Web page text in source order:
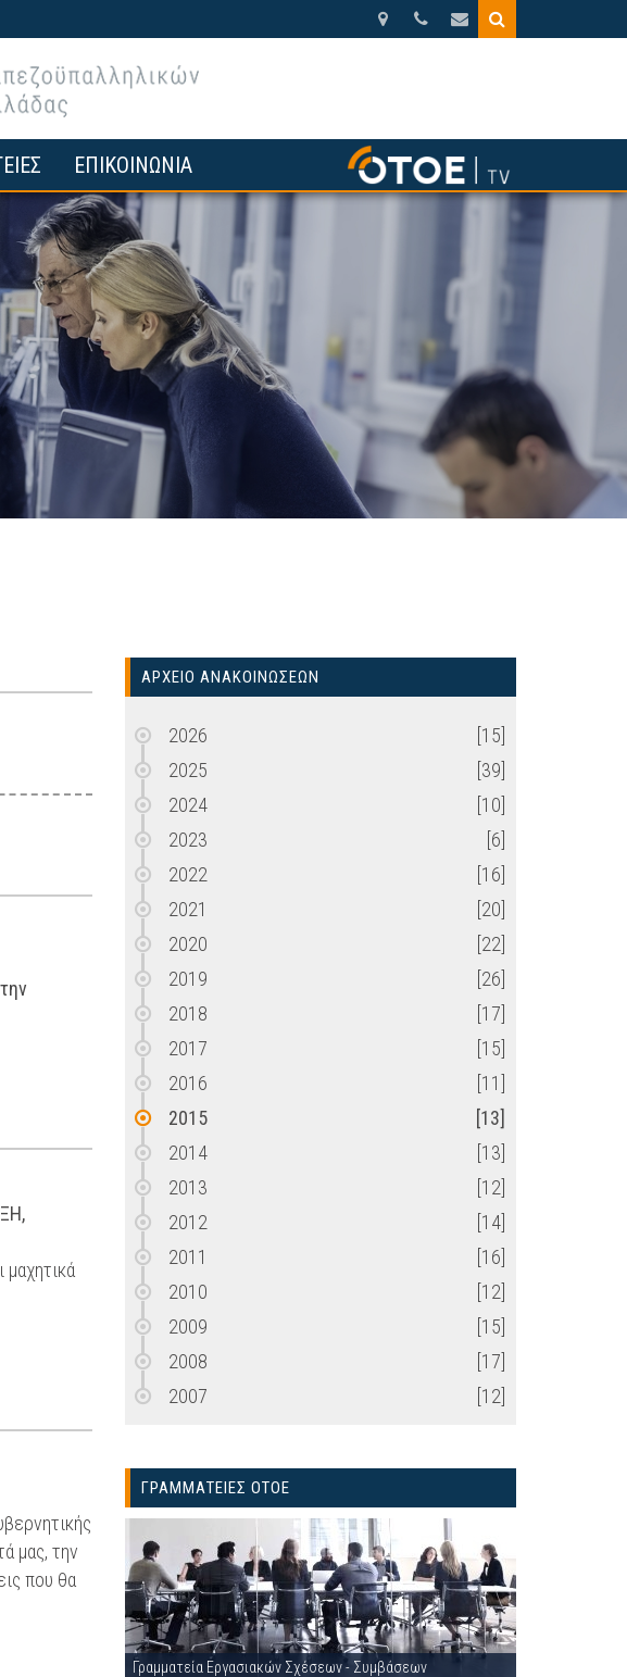
otoe@otoe.gr
210.3388270
Βησσαρίωνος
ΕΠΙΚΟΙΝΩΝΙΑ
μας, την
που θα
ΑΡΧΕΙΟ ΑΝΑΚΟΙΝΩΣΕΩΝ
2026
[15]
2025
[39]
2024
[10]
2023
[6]
2022
[16]
2021
[20]
2020
[22]
2019
[26]
2018
[17]
2017
[15]
2016
[11]
2015
[13]
2014
[13]
2013
[12]
2012
[14]
2011
[16]
2010
[12]
2009
[15]
2008
[17]
2007
[12]
ΓΡΑΜΜΑΤΕΙΕΣ ΟΤΟΕ
Γραμματεία Εργασιακών Σχέσεων - Συμβάσεων